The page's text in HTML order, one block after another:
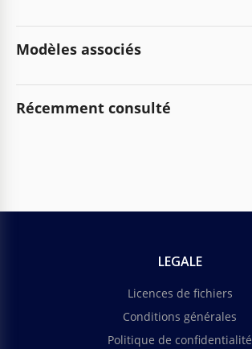
Modèles associés
Récemment consulté
LEGALE
Licences de fichiers
Conditions générales
Politique de confidentialité